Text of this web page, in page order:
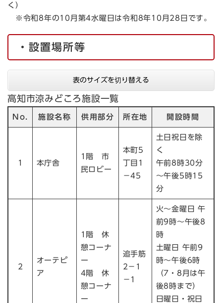
く）
※令和8年の10月第4水曜日は令和8年10月28日です。
・設置場所等
表のサイズを切り替える
高知市涼みどころ施設一覧
No. 施設名称 供用部分 所在地 開設時間
1 本庁舎
1階 市
民ロビー
本町5
丁目1
－45
土日祝日を除
く
午前8時30分
～午後5時15
分
2
オーテピ
ア
1階 休
憩コーナ
ー
4階 休
憩コーナ
ー
追手筋
2－1
－1
火～金曜日 午
前9時～午後8
時
土曜日 午前9
時～午後6時
（7・8月は午
後8時まで）
日曜日・祝日